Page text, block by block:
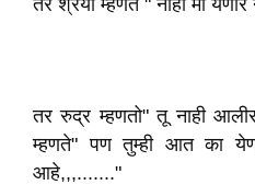
तर श्रेया म्हणते " नाही मी येणार
तर रुद्र म्हणतो" तू नाही
म्हणते" पण तुम्ही आत का
आहे,,,......."